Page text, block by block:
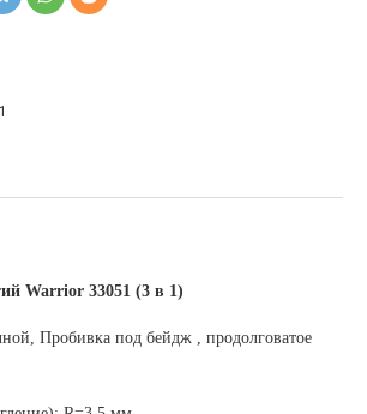
Warrior 33051 (3 в 1)
Пробивка под бейдж , продолговатое